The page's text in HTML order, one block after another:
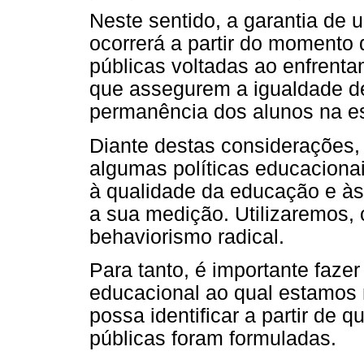
Neste sentido, a garantia de
ocorrerá a partir do
públicas voltadas ao
que assegurem a igualdade
permanência dos alunos na
Diante destas
algumas políticas
à qualidade da educação e
a sua medição.
behaviorismo radical.
Para tanto, é importante
educacional ao qual
possa identificar a partir de
públicas foram formuladas.